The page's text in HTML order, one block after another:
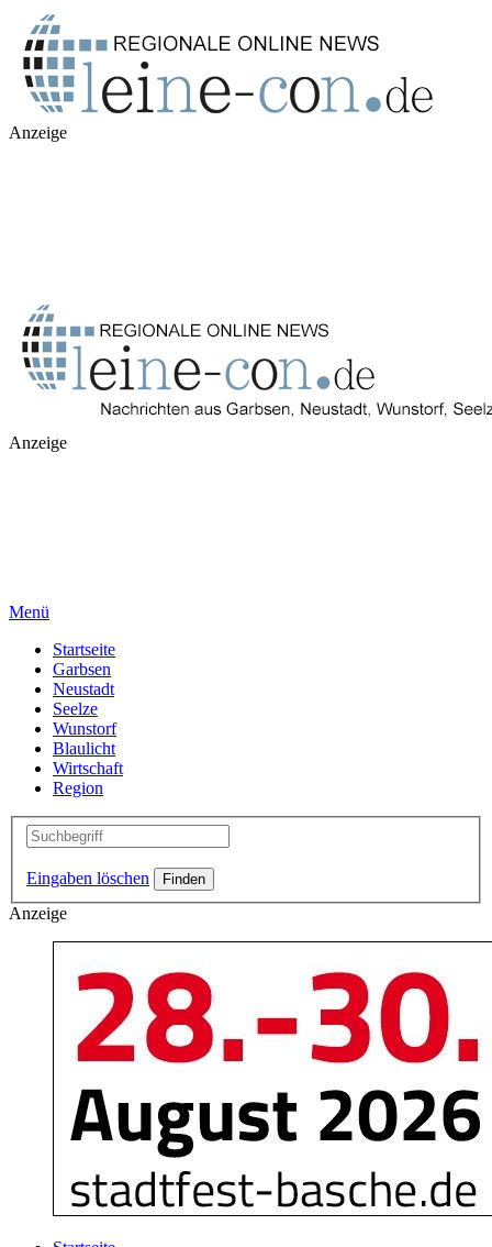
Anzeige
Anzeige
Menü
Startseite
Garbsen
Neustadt
Seelze
Wunstorf
Blaulicht
Wirtschaft
Region
Eingaben löschen
Anzeige